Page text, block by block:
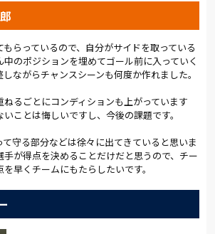
最後まで戦った選手を称えつつ、勝点3を
には得点を取らないといけない。それで
備の安定感は、どこにも負けないものが
ドローだが、負けていないことをポジティ
に全力で勝点3を取りにいきたい」。次節
ェイゲームだ。連続未勝利は14試合とな
を奪いたい。
:早草紀子)
らっているので、自分がサイドを取っている
中のポジションを埋めてゴール前に入っていく
ながらチャンスシーンも何度か作れました。
るごとにコンディションも上がっています
ことは悔しいですし、今後の課題です。
て守る部分などは徐々に出てきていると思いま
手が得点を決めることだけだと思うので、チー
早くチームにもたらしたいです。